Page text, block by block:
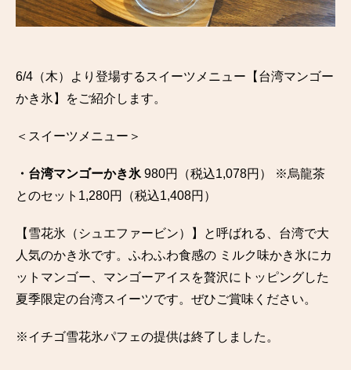
6/4（木）より登場するスイーツメニュー【台湾マンゴー
かき氷】をご紹介します。
＜スイーツメニュー＞
・台湾マンゴーかき氷980円（税込1,078円） ※烏龍茶
とのセット1,280円（税込1,408円）
【雪花氷（シュエファービン）】と呼ばれる、台湾で大
人気のかき氷です。ふわふわ食感の ミルク味かき氷にカ
ットマンゴー、マンゴーアイスを贅沢にトッピングした
夏季限定の台湾スイーツです。ぜひご賞味ください。
※イチゴ雪花氷パフェの提供は終了しました。